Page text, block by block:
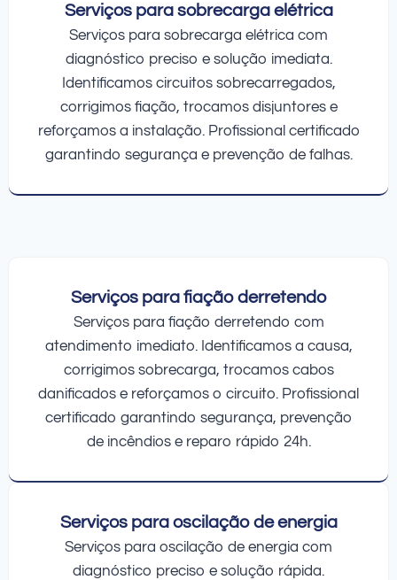
Serviços para sobrecarga elétrica
Serviços para sobrecarga elétrica com
diagnóstico preciso e solução imediata.
Identificamos circuitos sobrecarregados,
corrigimos fiação, trocamos disjuntores e
reforçamos a instalação. Profissional certificado
garantindo segurança e prevenção de falhas.
Serviços para fiação derretendo
Serviços para fiação derretendo com
atendimento imediato. Identificamos a causa,
corrigimos sobrecarga, trocamos cabos
danificados e reforçamos o circuito. Profissional
certificado garantindo segurança, prevenção
de incêndios e reparo rápido 24h.
Serviços para oscilação de energia
Serviços para oscilação de energia com
diagnóstico preciso e solução rápida.